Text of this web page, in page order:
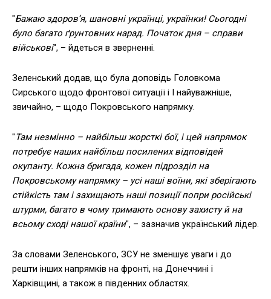
"Бажаю здоров’я, шановні українці, українки! Сьогодні
було багато ґрунтовних нарад. Початок дня – справи
військові", – йдеться в зверненні.
Зеленський додав, що була доповідь Головкома
Сирського щодо фронтової ситуації і І найуважніше,
звичайно, – щодо Покровського напрямку.
"Там незмінно – найбільш жорсткі бої, і цей напрямок
потребує наших найбільш посилених відповідей
окупанту. Кожна бригада, кожен підрозділ на
Покровському напрямку – усі наші воїни, які зберігають
стійкість там і захищають наші позиції попри російські
штурми, багато в чому тримають основу захисту й на
всьому сході нашої країни", – зазначив український лідер.
За словами Зеленського, ЗСУ не зменшує уваги і до
решти інших напрямків на фронті, на Донеччині і
Харківщині, а також в південних областях.